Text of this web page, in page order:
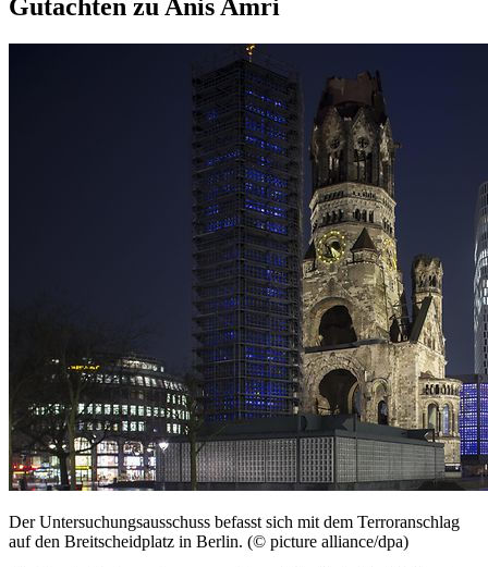
Gut­achten zu Anis Amri
Der Untersuchungsausschuss befasst sich mit dem Terroranschlag
auf den Breitscheidplatz in Berlin. (© picture alliance/dpa)